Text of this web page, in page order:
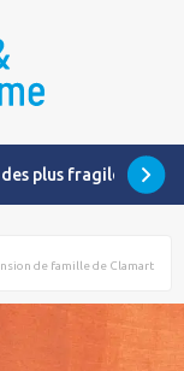
des plus fragiles
de famille de Clamart